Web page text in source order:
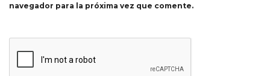
navegador para la próxima vez que comente.